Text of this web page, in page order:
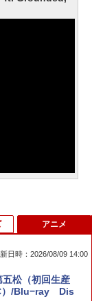
ド TURBO for
ーマゼンタ [N
ン リマスター
エディション
ティック・スラ
品 パーツ L R
アニメ
日時：2026/08/09 14:00
松（初回生産
/Blu−ray Dis